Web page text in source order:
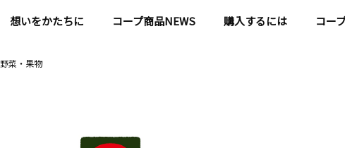
想いをかたちに コープ商品NEWS 購入するには コー
野菜・果物